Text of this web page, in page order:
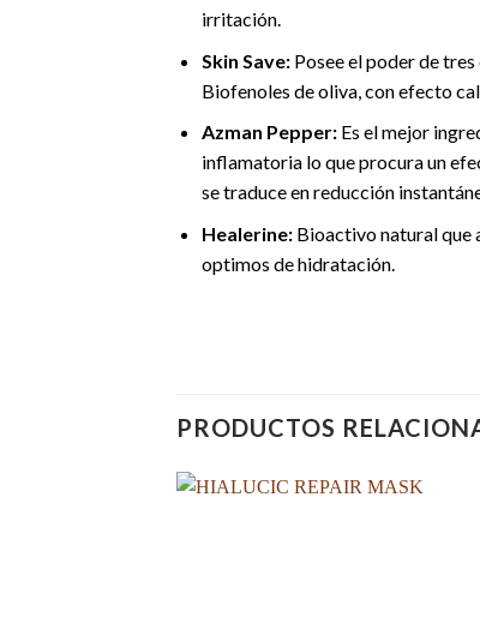
irritación.
Skin Save: Posee el poder de
Biofenoles de oliva, con efecto
Azman Pepper:Es el mejor
inflamatoria lo que procura un
se traduce en reducción
Healerine: Bioactivo natural que
optimos de hidratación.
PRODUCTOS